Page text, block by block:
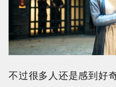
不过很多人还是感到好